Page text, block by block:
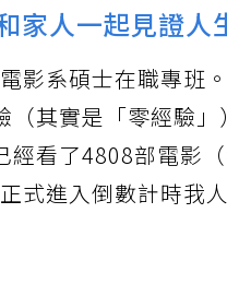
家人一起見證人
影系碩士在職專班
（其實是「零經驗
看了4808部電影
式進入倒數計時我